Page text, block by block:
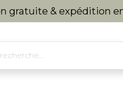
gratuite & expédition